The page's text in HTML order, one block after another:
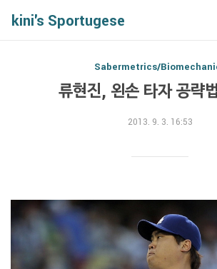
kini's Sportugese
Sabermetrics/
류현진, 왼손 타자 공략
2013. 9. 3. 16:53